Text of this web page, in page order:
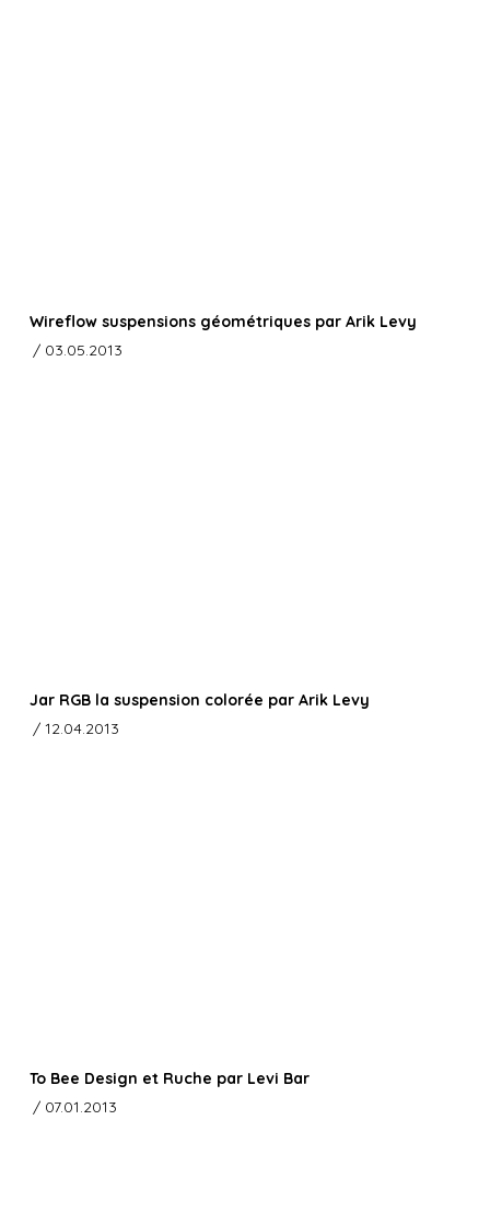
Wireflow suspensions géométriques par Arik Levy
/ 03.05.2013
Jar RGB la suspension colorée par Arik Levy
/ 12.04.2013
To Bee Design et Ruche par Levi Bar
/ 07.01.2013